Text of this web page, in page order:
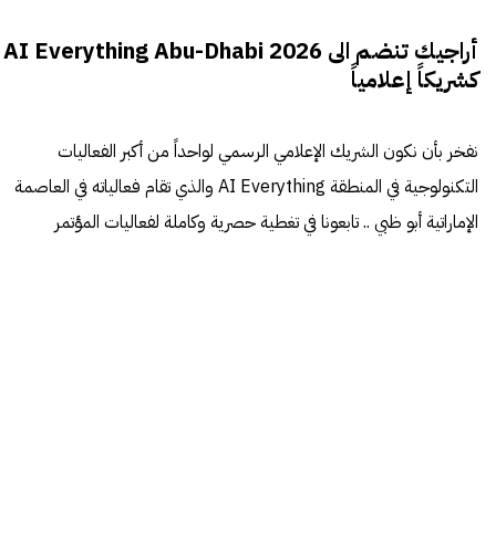
أراجيك تنضم الى AI Everything Abu-Dhabi 2026
كشريكاً إعلامياً
نفخر بأن نكون الشريك الإعلامي الرسمي لواحداً من أكبر الفعاليات
التكنولوجية في المنطقة AI Everything والذي تقام فعالياته في العاصمة
الإماراتية أبو ظبي .. تابعونا في تغطية حصرية وكاملة لفعاليات المؤتمر